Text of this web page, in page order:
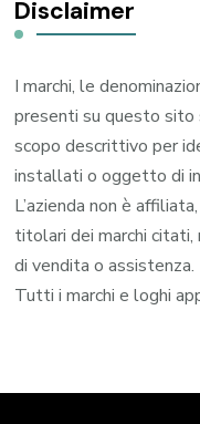
Disclaimer
I marchi, le
presenti su questo
scopo descrittivo per
installati o oggetto di
L’azienda non è
titolari dei marchi
di vendita o assistenza.
Tutti i marchi e loghi